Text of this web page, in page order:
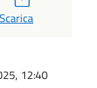
Scarica
12:40